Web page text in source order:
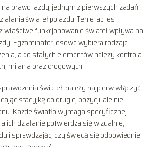
prawo jazdy, jednym z pierwszych zadań
świateł pojazdu. Ten etap jest
właściwe funkcjonowanie świateł wpływa na
Egzaminator losowo wybiera rodzaje
a do stałych elementów należy kontrola
mijania oraz drogowych.
świateł, należy najpierw włączyć
stacyjkę do drugiej pozycji, ale nie
Każde światło wymaga specyficznej
ich działanie potwierdza się wizualnie,
i sprawdzając, czy świecą się odpowiednie